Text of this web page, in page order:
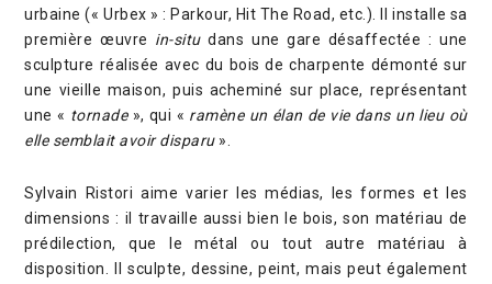
urbaine (« Urbex » : Parkour, Hit The Road, etc.). Il installe sa
première œuvre in-situdans une gare désaffectée : une
sculpture réalisée avec du bois de charpente démonté sur
une vieille maison, puis acheminé sur place, représentant
une « tornade », qui « ramène un élan de vie dans un lieu où
elle semblait avoir disparu».
Sylvain Ristori aime varier les médias, les formes et les
dimensions : il travaille aussi bien le bois, son matériau de
prédilection, que le métal ou tout autre matériau à
disposition. Il sculpte, dessine, peint, mais peut également